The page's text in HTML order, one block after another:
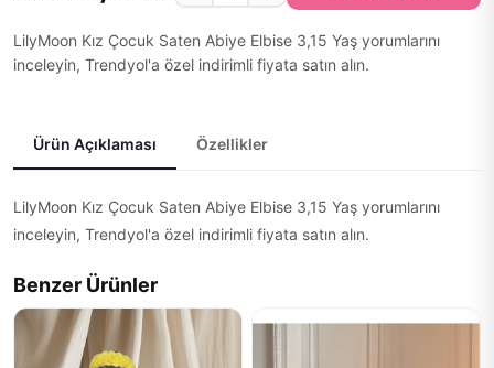
LilyMoon Kız Çocuk Saten Abiye Elbise 3,15 Yaş yorumlarını
inceleyin, Trendyol'a özel indirimli fiyata satın alın.
Ürün Açıklaması Özellikler
LilyMoon Kız Çocuk Saten Abiye Elbise 3,15 Yaş yorumlarını
inceleyin, Trendyol'a özel indirimli fiyata satın alın.
Benzer Ürünler